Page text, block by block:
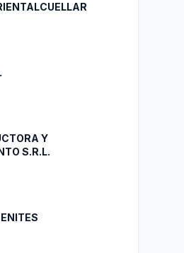
ORIENTALCUELLAR
Y
S.R.L.